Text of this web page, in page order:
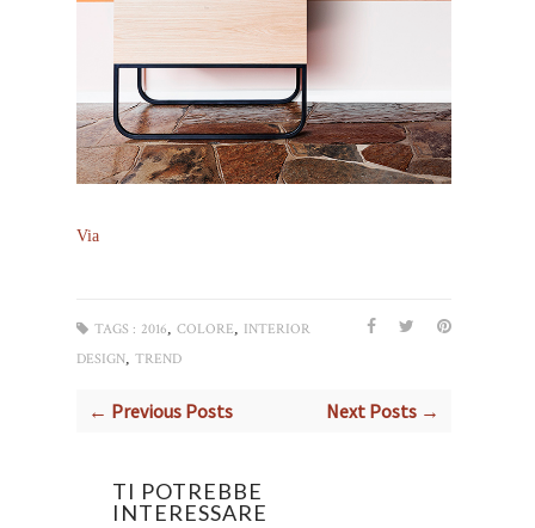
Via
TAGS : 2016, COLORE, INTERIOR
DESIGN, TREND
← Previous Posts Next Posts →
TI POTREBBE
INTERESSARE